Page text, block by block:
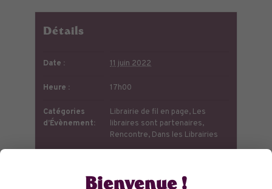
Détails
Date : 11 juin 2022
Heure : 17h00
Catégories
d’Évènement:
Librairie de fil en page, Les
libraires sont partenaires,
Rencontre, Dans les Librairies